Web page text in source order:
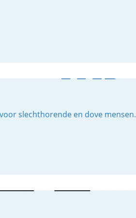
slechthorende en dove mensen.